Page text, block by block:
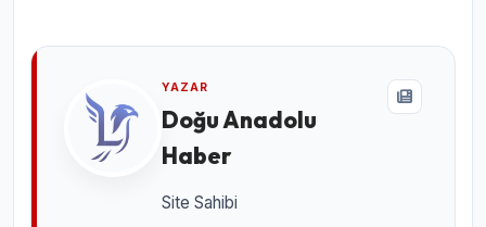
YAZAR
Doğu Anadolu
Haber
Site Sahibi